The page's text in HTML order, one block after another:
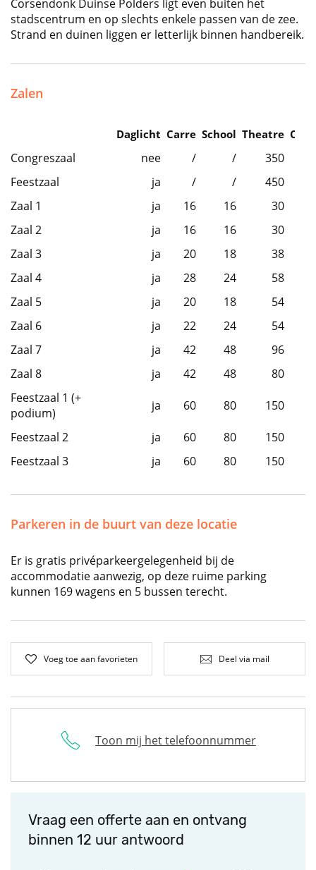
Corsendonk Duinse Polders ligt even buiten het
stadscentrum en op slechts enkele passen van de zee.
Strand en duinen liggen er letterlijk binnen handbereik.
Zalen
Daglicht Carre School Theatre
Congreszaal nee / /
350
Feestzaal
ja / /
450
Zaal 1
ja 16 16
30
Zaal 2
ja 16 16
30
Zaal 3
ja 20 18
38
Zaal 4
ja 28 24
58
Zaal 5
ja 20 18
54
Zaal 6
ja 22 24
54
Zaal 7
ja 42 48
96
Zaal 8
ja 42 48
80
Feestzaal 1 (+
podium)
ja 60 80 150
Feestzaal 2 ja 60 80
150
Feestzaal 3
ja 60 80 150
Parkeren in de buurt van deze locatie
Er is gratis privéparkeergelegenheid bij de
accommodatie aanwezig, op deze ruime parking
kunnen 169 wagens en 5 bussen terecht.
Voeg toe aan favorieten Deel via mail
Toon mij het telefoonnummer
Vraag een offerte aan en ontvang
binnen 12 uur antwoord